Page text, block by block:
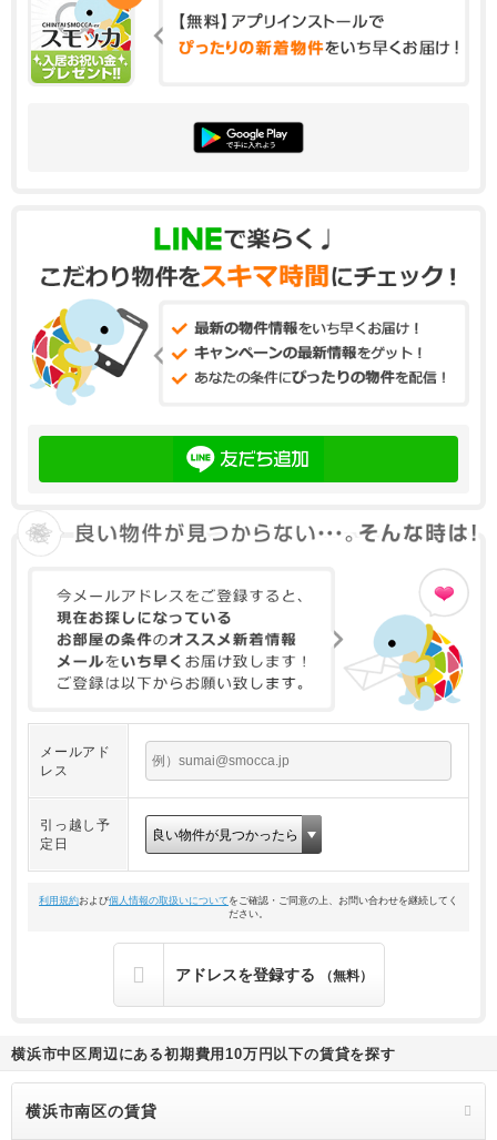
メールアド
レス
引っ越し予
定日
利用規約および個人情報の取扱いについて をご確認・ご同意の上、お問い合わせを継続してく
ださい。
アドレスを登録する （無料）
横浜市中区周辺にある初期費用10万円以下の賃貸を探す
横浜市南区の賃貸